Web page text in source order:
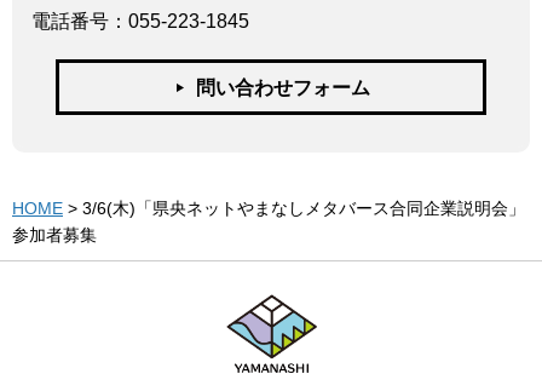
電話番号：055-223-1845
問い合わせフォーム
HOME > 3/6(木)「県央ネットやまなしメタバース合同企業説明会」
参加者募集